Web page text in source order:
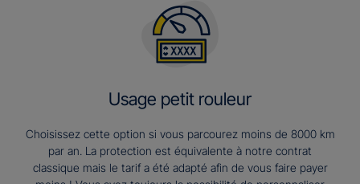
Usage petit rouleur
Choisissez cette option si vous parcourez moins de 8000 km
par an. La protection est équivalente à notre contrat
classique mais le tarif a été adapté afin de vous faire payer